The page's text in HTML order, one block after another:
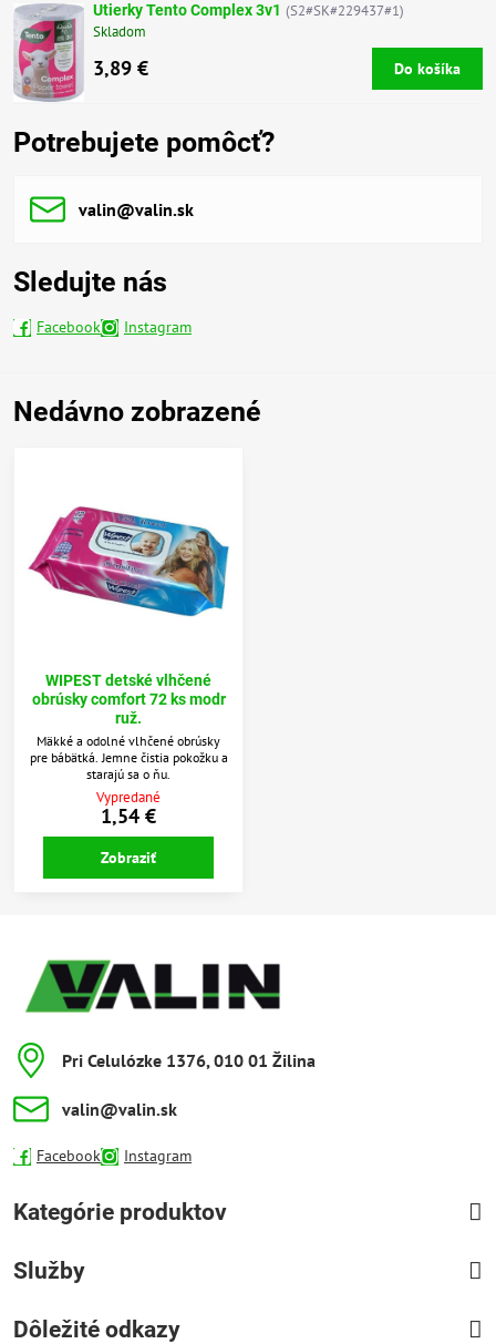
Utierky Tento Complex 3v1 (S2#SK#229437#1)
Skladom
3,89 € Do košíka
Potrebujete pomôcť?
valin​@valin​.sk
Sledujte nás
Facebook Instagram
Nedávno zobrazené
WIPEST detské vlhčené
obrúsky comfort 72 ks modr
ruž.
Mäkké a odolné vlhčené obrúsky
pre bábätká. Jemne čistia pokožku a
starajú sa o ňu.
Vypredané
1,54 €
Zobraziť
Pri Celulózke 1376, 010 01 Žilina
valin​@valin​.sk
Facebook Instagram
Kategórie produktov
Služby
Dôležité odkazy